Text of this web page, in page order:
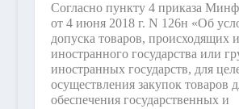
Согласно пункту 4 приказа
от 4 июня 2018 г. N 126н «Об
допуска товаров, происходящих
иностранного государства или
иностранных государств, для
осуществления закупок товаров
обеспечения государственных и